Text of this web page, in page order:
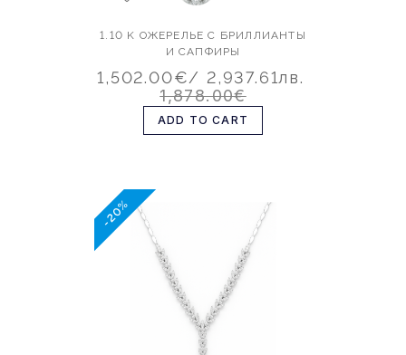
1.10 K ОЖЕРЕЛЬЕ С БРИЛЛИАНТЫ
И САПФИРЫ
1,502.00€/ 2,937.61лв.
1,878.00€
ADD TO CART
-20%